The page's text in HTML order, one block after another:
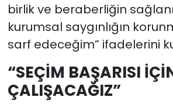
birlik ve beraberliğin
kurumsal saygınlığın
sarf edeceğim” ifadelerini
“SEÇİM BAŞARISI
ÇALIŞACAĞIZ”